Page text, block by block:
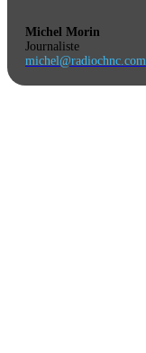
Michel Morin
Journaliste
michel@radiochnc.com